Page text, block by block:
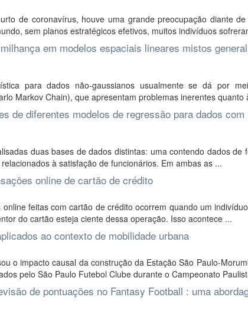
de coronavírus, houve uma grande preocupação diante
sem planos estratégicos efetivos, muitos indivíduos
em modelos espaciais lineares mistos
para dados não-gaussianos usualmente se dá por
Markov Chain), que apresentam problemas inerentes quanto
de diferentes modelos de regressão para dados
duas bases de dados distintas: uma contendo dados de
à satisfação de funcionários. Em ambas as ...
online de cartão de crédito
feitas com cartão de crédito ocorrem quando um
do cartão esteja ciente dessa operação. Isso acontece ...
ao contexto de mobilidade urbana
o impacto causal da construção da Estação São Paulo-
pelo São Paulo Futebol Clube durante o Campeonato
de pontuações no Fantasy Football : uma